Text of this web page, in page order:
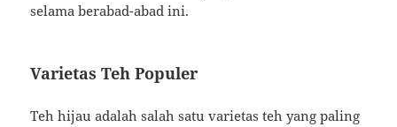
selama berabad-abad ini.
Varietas Teh Populer
Teh hijau adalah salah satu varietas teh yang paling